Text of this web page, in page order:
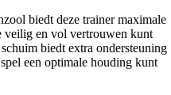
biedt deze trainer maximale
veilig en vol vertrouwen kunt
biedt extra ondersteuning
een optimale houding kunt